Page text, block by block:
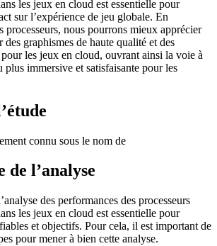
les jeux en cloud est essentielle pour
sur l’expérience de jeu globale. En
processeurs, nous pourrons mieux apprécier
graphismes de haute qualité et des
les jeux en cloud, ouvrant ainsi la voie à
plus immersive et satisfaisante pour les
connu sous le nom de
de l’analyse
des performances des processeurs
les jeux en cloud est essentielle pour
et objectifs. Pour cela, il est important de
pour mener à bien cette analyse.